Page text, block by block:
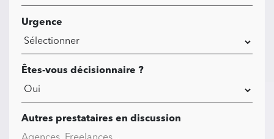
Urgence
Êtes-vous décisionnaire ?
Autres prestataires en discussion